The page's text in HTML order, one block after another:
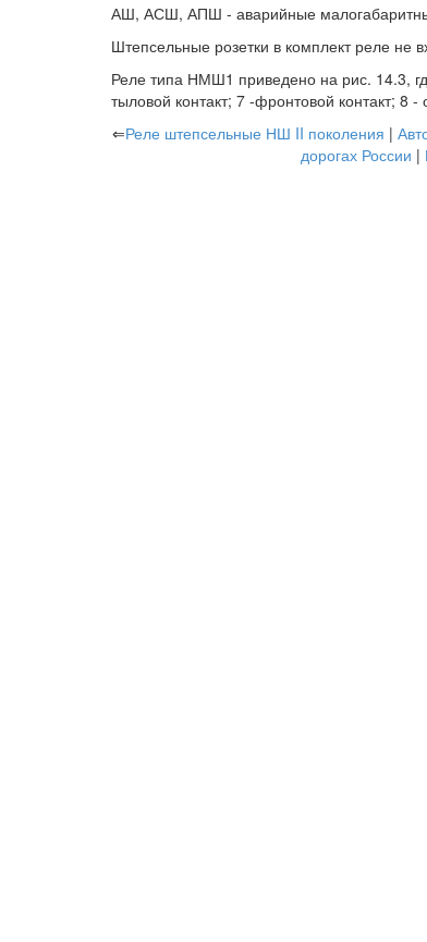
АШ, АСШ, АПШ - аварийные
Штепсельные розетки в комплект реле не
Реле типа НМШ1 приведено на рис. 14.3,
тыловой контакт; 7 -фронтовой контакт;
⇐Реле штепсельные НШ II поколения |
дорогах России |